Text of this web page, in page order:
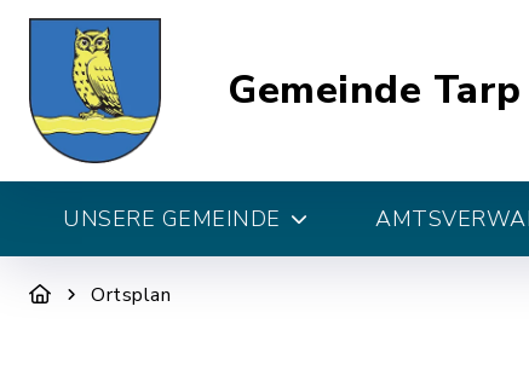
Gemeinde Tarp
UNSERE GEMEINDE
Ortsplan